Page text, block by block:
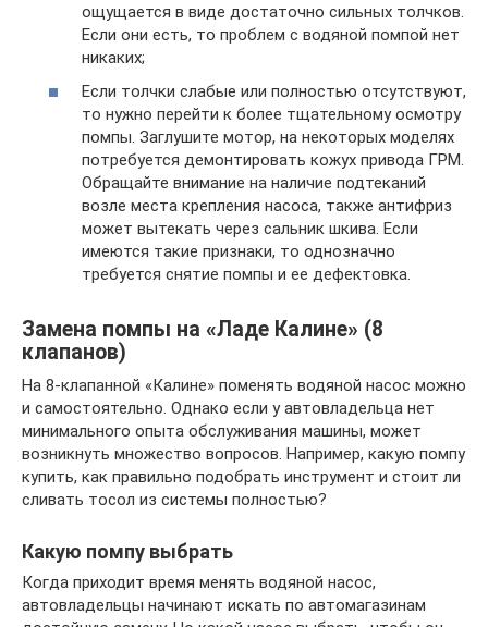
ощущается в виде достаточно сильных толчков.
Если они есть, то проблем с водяной помпой нет
никаких;
Если толчки слабые или полностью отсутствуют,
то нужно перейти к более тщательному осмотру
помпы. Заглушите мотор, на некоторых моделях
потребуется демонтировать кожух привода ГРМ.
Обращайте внимание на наличие подтеканий
возле места крепления насоса, также антифриз
может вытекать через сальник шкива. Если
имеются такие признаки, то однозначно
требуется снятие помпы и ее дефектовка.
Замена помпы на «Ладе Калине» (8
клапанов)
На 8-клапанной «Калине» поменять водяной насос можно
и самостоятельно. Однако если у автовладельца нет
минимального опыта обслуживания машины, может
возникнуть множество вопросов. Например, какую помпу
купить, как правильно подобрать инструмент и стоит ли
сливать тосол из системы полностью?
Какую помпу выбрать
Когда приходит время менять водяной насос,
автовладельцы начинают искать по автомагазинам